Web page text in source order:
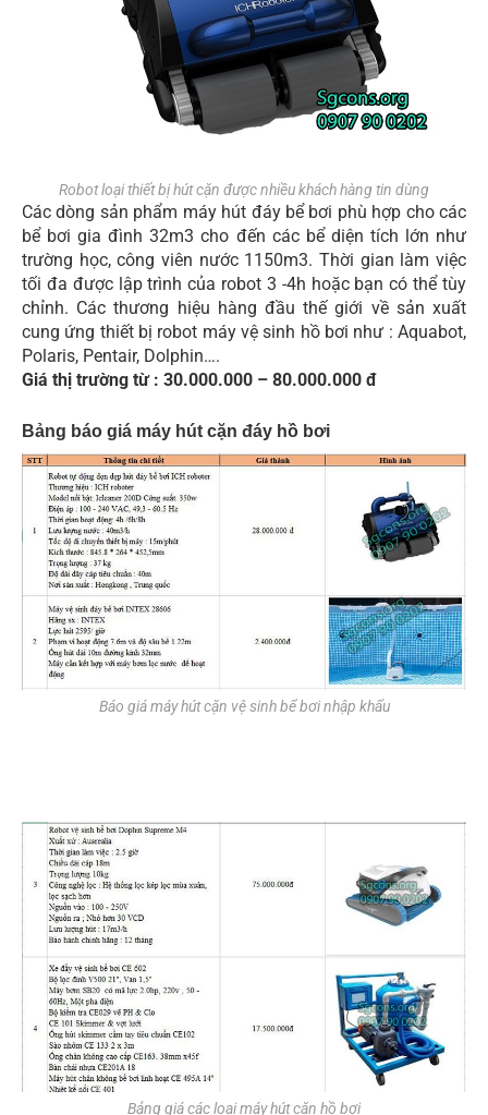
Robot loại thiết bị hút cặn được nhiều khách hàng tin dùng
Các dòng sản phẩm máy hút đáy bể bơi phù hợp cho các
bể bơi gia đình 32m3 cho đến các bể diện tích lớn như
trường học, công viên nước 1150m3. Thời gian làm việc
tối đa được lập trình của robot 3 -4h hoặc bạn có thể tùy
chỉnh. Các thương hiệu hàng đầu thế giới về sản xuất
cung ứng thiết bị robot máy vệ sinh hồ bơi như : Aquabot,
Polaris, Pentair, Dolphin….
Giá thị trường từ : 30.000.000 – 80.000.000 đ
Bảng báo giá máy hút cặn đáy hồ bơi
Báo giá máy hút cặn vệ sinh bể bơi nhập khẩu
Bảng giá các loại máy hút cặn hồ bơi